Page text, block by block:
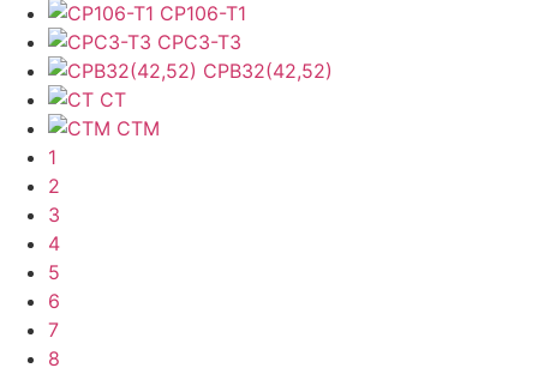
CP106-T1
CPC3-T3
CPB32(42,52)
CT
CTM
1
2
3
4
5
6
7
8